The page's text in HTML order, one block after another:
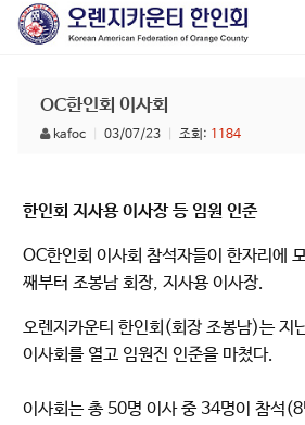
OC한인회 이사회
kafoc 03/07/23 조회: 1184
한인회 지사용 이사장 등 임원 인준
OC한인회 이사회 참석자들이 한자리에
째부터 조봉남 회장, 지사용 이사장.
오렌지카운티 한인회(회장 조봉남)는 지
이사회를 열고 임원진 인준을 마쳤다.
이사회는 총 50명 이사 중 34명이 참석